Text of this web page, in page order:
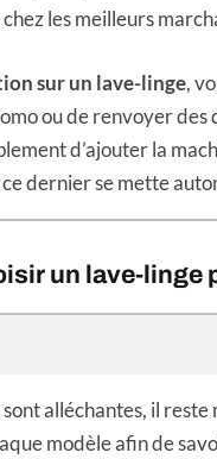
les meilleurs
sur un lave-linge,
ou de renvoyer
d’ajouter la
dernier se mette
un lave-linge
alléchantes, il
modèle afin de